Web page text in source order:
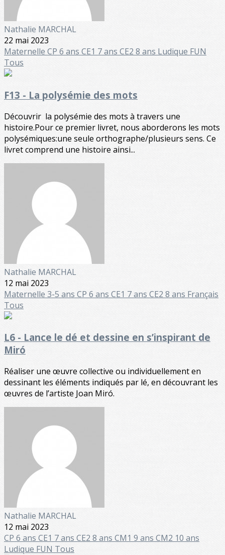
Nathalie MARCHAL
22 mai 2023
Maternelle CP 6 ans CE1 7 ans CE2 8 ans Ludique FUN
Tous
F13 - La polysémie des mots
Découvrir la polysémie des mots à travers une
histoire.Pour ce premier livret, nous aborderons les mots
polysémiques:une seule orthographe/plusieurs sens. Ce
livret comprend une histoire ainsi...
Nathalie MARCHAL
12 mai 2023
Maternelle 3-5 ans CP 6 ans CE1 7 ans CE2 8 ans Français
Tous
L6 - Lance le dé et dessine en s’inspirant de
Miró
Réaliser une œuvre collective ou individuellement en
dessinant les éléments indiqués par lé, en découvrant les
œuvres de l’artiste Joan Miró.
Nathalie MARCHAL
12 mai 2023
CP 6 ans CE1 7 ans CE2 8 ans CM1 9 ans CM2 10 ans
Ludique FUN Tous